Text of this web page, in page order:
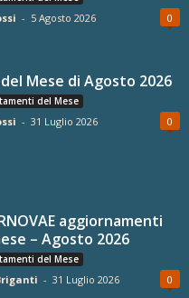
- 5 Agosto 2026 0
Mese di Agosto 2026
del Mese
- 31 Luglio 2026 0
aggiornamenti
– Agosto 2026
del Mese
- 31 Luglio 2026 0